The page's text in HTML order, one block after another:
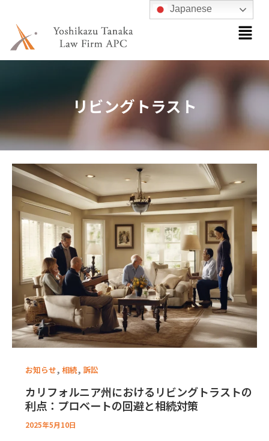
メ
ニ
ー
リビングトラスト
お知らせ, 相続, 訴訟
カリフォルニア州におけるリビングトラストの
利点：プロベートの回避と相続対策
2025年5月10日
Japanese